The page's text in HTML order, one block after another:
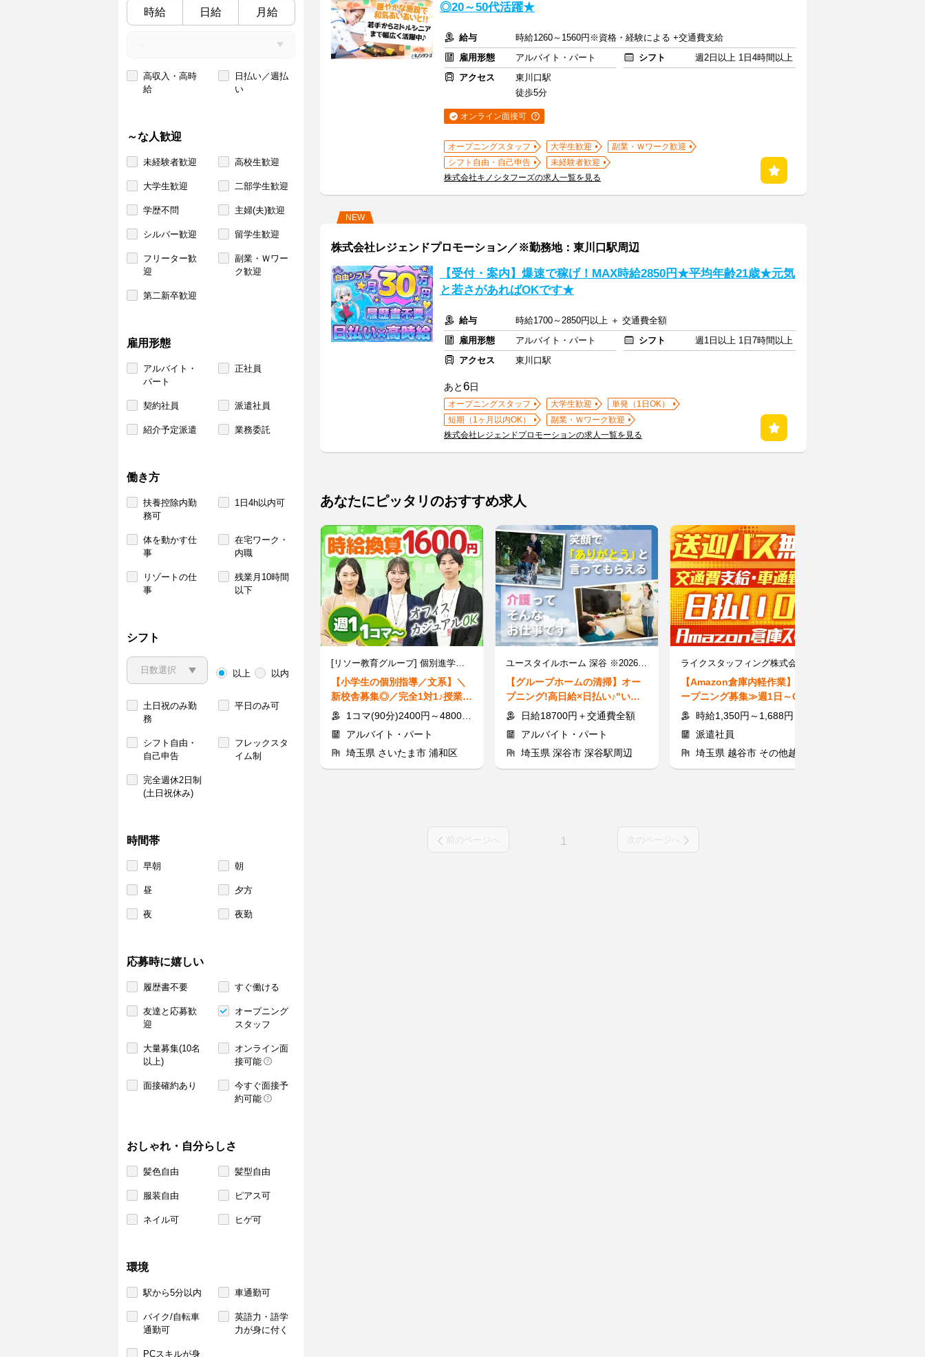
時給 日給 月給
高収入・高時
給
日払い／週払
い
～な人歓迎
未経験者歓迎 高校生歓迎
大学生歓迎 二部学生歓迎
学歴不問 主婦(夫)歓迎
シルバー歓迎 留学生歓迎
フリーター歓
迎
副業・Ｗワー
ク歓迎
第二新卒歓迎
雇用形態
アルバイト・
パート
正社員
契約社員 派遣社員
紹介予定派遣 業務委託
働き方
扶養控除内勤
務可
1日4h以内可
体を動かす仕
事
在宅ワーク・
内職
リゾートの仕
事
残業月10時間
以下
シフト
以上 以内
土日祝のみ勤
務
平日のみ可
シフト自由・
自己申告
フレックスタ
イム制
完全週休2日制
(土日祝休み)
時間帯
早朝 朝
昼 夕方
夜 夜勤
応募時に嬉しい
履歴書不要 すぐ働ける
友達と応募歓
迎
オープニング
スタッフ
大量募集(10名
以上)
オンライン面
接可能
面接確約あり
今すぐ面接予
約可能
おしゃれ・自分らしさ
髪色自由 髪型自由
服装自由 ピアス可
ネイル可 ヒゲ可
環境
駅から5分以内 車通勤可
バイク/自転車
通勤可
英語力・語学
力が身に付く
PCスキルが身
◎20～50代活躍★
給与
時給1260～1560円※資格・経験による +交通費支給
雇用形態
アルバイト・パート シフト
週2日以上 1日4時間以上
アクセス
東川口駅
徒歩5分
オンライン面接可
オープニングスタッフ 大学生歓迎
副業・Ｗワーク歓迎
シフト自由・自己申告
未経験者歓迎
株式会社キノシタフーズの求人一覧を見る
NEW
株式会社レジェンドプロモーション／※勤務地：東川口駅周辺
【受付・案内】爆速で稼げ！MAX時給2850円★平均年齢21歳★元気
と若さがあればOKです★
給与
時給1700～2850円以上 ＋ 交通費全額
雇用形態
アルバイト・パート シフト
週1日以上 1日7時間以上
アクセス
東川口駅
あと6日
オープニングスタッフ 大学生歓迎
単発（1日OK）
短期（1ヶ月以内OK）
副業・Ｗワーク歓迎
株式会社レジェンドプロモーションの求人一覧を見る
あなたにピッタリのおすすめ求人
[リソー教育グループ] 個別進学指導塾「TOMAS」 浦和校 ※2026年9月16日 開校
【小学生の個別指導／文系】＼
新校舎募集◎／完全1対1♪授業日
程に合わせたシフト調整もOK
1コマ(90分)2400円～4800円 ※時給換算1600円～3200円
アルバイト・パート
埼玉県 さいたま市 浦和区
ユースタイルホーム 深谷 ※2026年5月オープン/Gi
【グループホームの清掃】オー
プニング!高日給×日払い♪"いつ
もの掃除"感覚でOK!/Gi
日給18700円＋交通費全額
アルバイト・パート
埼玉県 深谷市 深谷駅周辺
【Amazon倉庫内軽作業】≪オ
ープニング募集≫週1日～OK◎
高時給×日払い★Wワーク大歓
時給1,350円～1,688円＋交通費一部支給
派遣社員
埼玉県 越谷市 その他越谷市
前のページへ 1 次のページへ